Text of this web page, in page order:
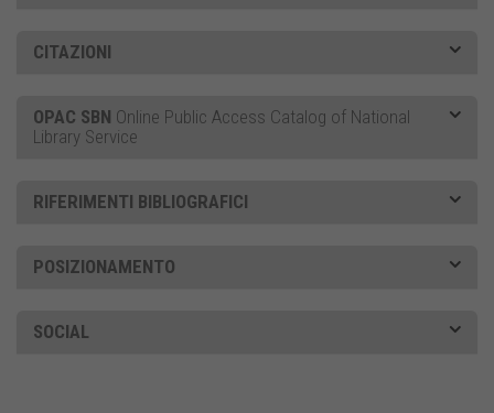
CITAZIONI
OPAC SBN Online Public Access Catalog of National
Library Service
RIFERIMENTI BIBLIOGRAFICI
POSIZIONAMENTO
SOCIAL